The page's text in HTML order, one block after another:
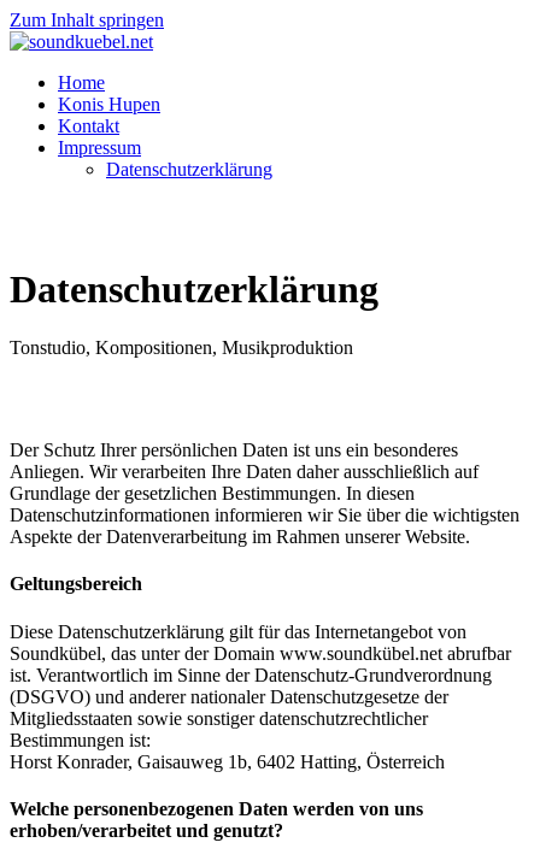
Zum Inhalt springen
Home
Konis Hupen
Kontakt
Impressum
Datenschutzerklärung
Datenschutzerklärung
Tonstudio, Kompositionen, Musikproduktion
Der Schutz Ihrer persönlichen Daten ist uns ein besonderes
Anliegen. Wir verarbeiten Ihre Daten daher ausschließlich auf
Grundlage der gesetzlichen Bestimmungen. In diesen
Datenschutzinformationen informieren wir Sie über die wichtigsten
Aspekte der Datenverarbeitung im Rahmen unserer Website.
Geltungsbereich
Diese Datenschutzerklärung gilt für das Internetangebot von
Soundkübel, das unter der Domain www.soundkübel.net abrufbar
ist. Verantwortlich im Sinne der Datenschutz-Grundverordnung
(DSGVO) und anderer nationaler Datenschutzgesetze der
Mitgliedsstaaten sowie sonstiger datenschutzrechtlicher
Bestimmungen ist:
Horst Konrader, Gaisauweg 1b, 6402 Hatting, Österreich
Welche personenbezogenen Daten werden von uns
erhoben/verarbeitet und genutzt?